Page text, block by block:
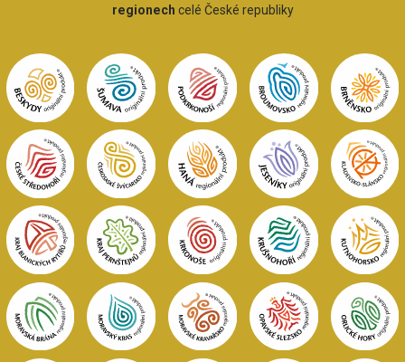
regionech celé České republiky